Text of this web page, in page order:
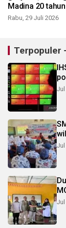
Madina 20
Rabu, 29 Juli 2026
Terpopuler
Jul
Jul